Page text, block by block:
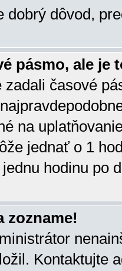
dobrý dôvod,
pásmo, ale je
časové
na
jednať o 1
hodinu po
zozname!
Kontaktujte